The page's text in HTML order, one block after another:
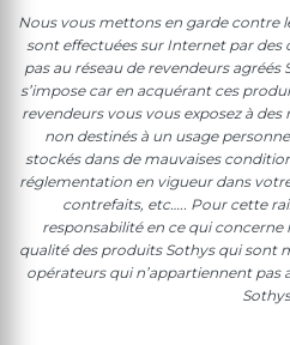
Nous vous mettons en garde contre
sont effectuées sur Internet par des
pas au réseau de revendeurs
s’impose car en acquérant ces
revendeurs vous vous exposez à
non destinés à un usage
stockés dans de mauvaises
réglementation en vigueur dans
contrefaits, etc….. Pour cette
responsabilité en ce qui concerne
qualité des produits Sothys qui sont
opérateurs qui n’appartiennent pas